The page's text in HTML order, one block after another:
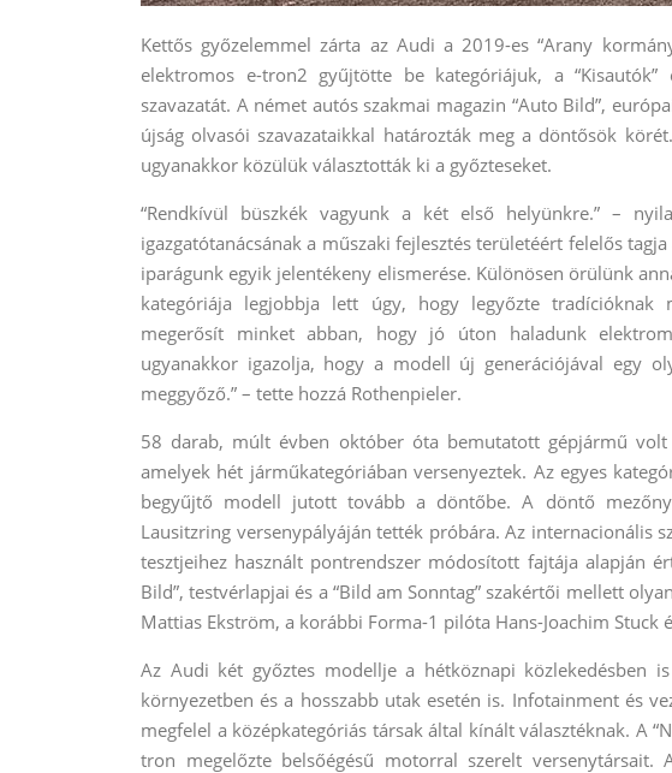
Kettős győzelemmel zárta az Audi a 2019-es “Arany
elektromos e-tron2 gyűjtötte be kategóriájuk, a
szavazatát. A német autós szakmai magazin “Auto Bild”,
újság olvasói szavazataikkal határozták meg a döntősök
ugyanakkor közülük választották ki a győzteseket.
“Rendkívül büszkék vagyunk a két első helyünkre.” –
igazgatótanácsának a műszaki fejlesztés területéért felelős
iparágunk egyik jelentékeny elismerése. Különösen örülünk
kategóriája legjobbja lett úgy, hogy legyőzte tradícióknak
megerősít minket abban, hogy jó úton haladunk
ugyanakkor igazolja, hogy a modell új generációjával egy
meggyőző.” – tette hozzá Rothenpieler.
58 darab, múlt évben október óta bemutatott gépjármű volt
amelyek hét járműkategóriában versenyeztek. Az egyes
begyűjtő modell jutott tovább a döntőbe. A döntő
Lausitzring versenypályáján tették próbára. Az internacionális
tesztjeihez használt pontrendszer módosított fajtája alapján
Bild”, testvérlapjai és a “Bild am Sonntag” szakértői mellett
Mattias Ekström, a korábbi Forma-1 pilóta Hans-Joachim Stuck
Az Audi két győztes modellje a hétköznapi közlekedésben
környezetben és a hosszabb utak esetén is. Infotainment és
megfelel a középkategóriás társak által kínált választéknak. A
tron megelőzte belsőégésű motorral szerelt